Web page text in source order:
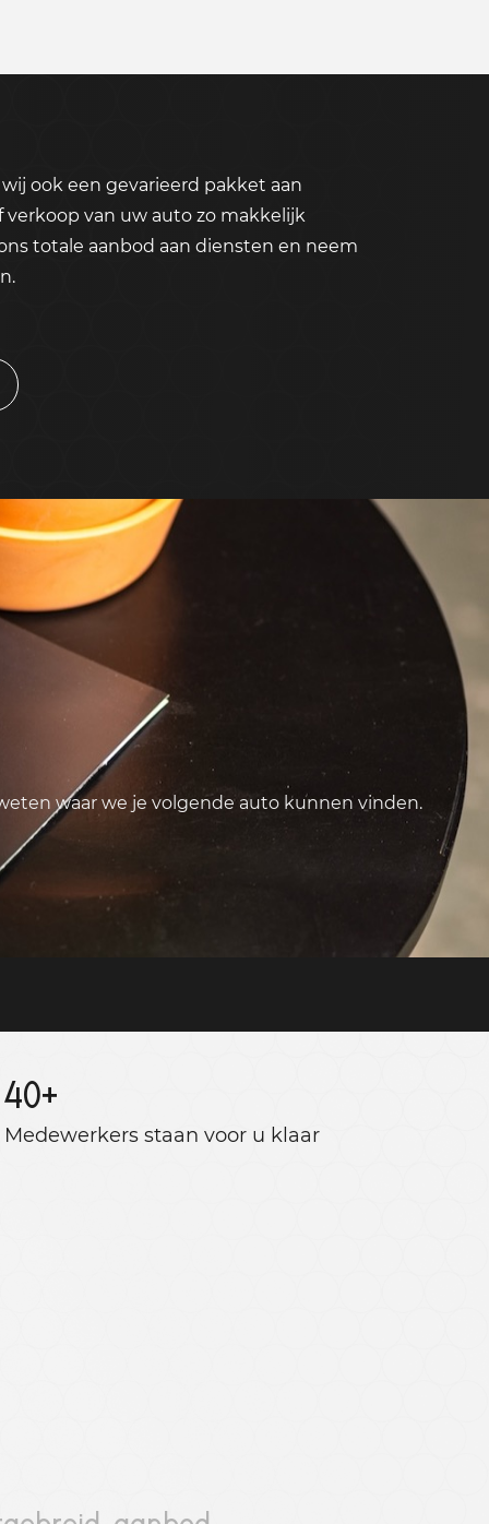
ook een gevarieerd pakket aan
verkoop van uw auto zo makkelijk
totale aanbod aan diensten en neem
waar we je volgende auto kunnen vinden.
40+
Medewerkers staan ​​voor u klaar